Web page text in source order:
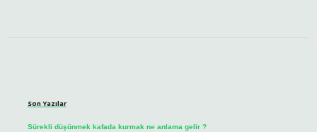
Son Yazılar
Sürekli düşünmek kafada kurmak ne anlama gelir ?